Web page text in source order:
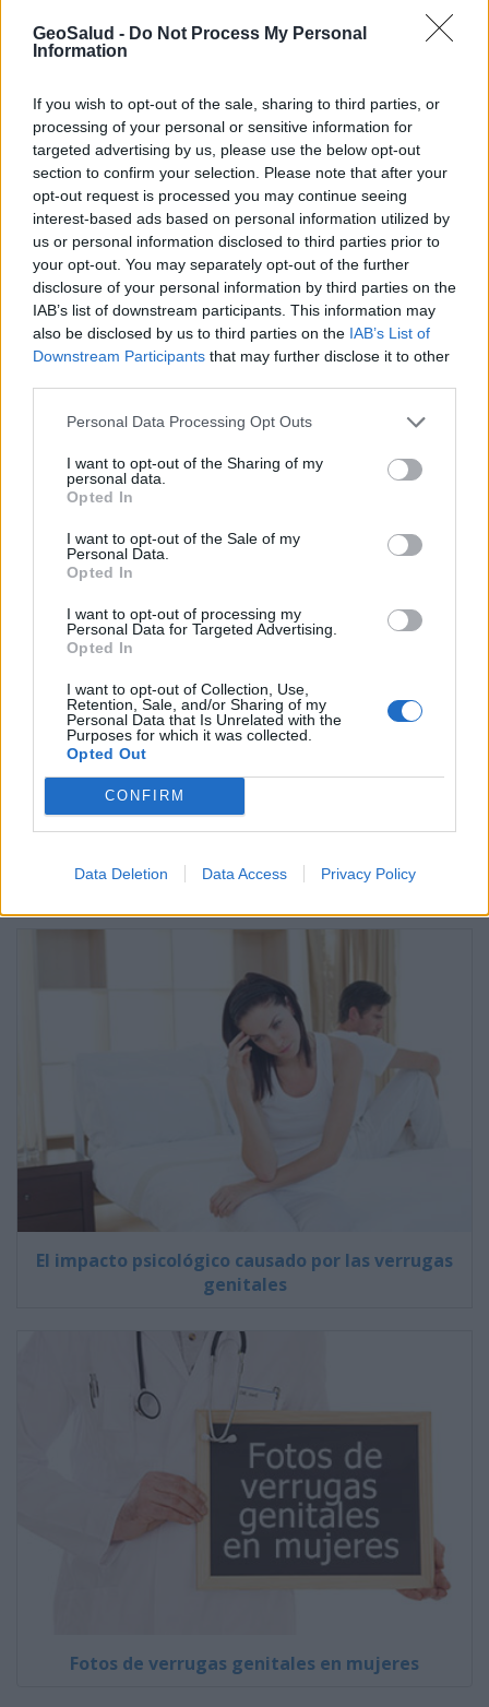
GeoSalud - Do Not Process My Personal
Information
If you wish to opt-out of the sale, sharing to third parties, or
processing of your personal or sensitive information for
targeted advertising by us, please use the below opt-out
section to confirm your selection. Please note that after your
opt-out request is processed you may continue seeing
interest-based ads based on personal information utilized by
us or personal information disclosed to third parties prior to
your opt-out. You may separately opt-out of the further
disclosure of your personal information by third parties on the
IAB’s list of downstream participants. This information may
also be disclosed by us to third parties on the IAB’s List of
Downstream Participants that may further disclose it to other
Personal Data Processing Opt Outs
I want to opt-out of the Sharing of my
personal data.
Opted In
I want to opt-out of the Sale of my
Personal Data.
Opted In
I want to opt-out of processing my
Personal Data for Targeted Advertising.
Opted In
I want to opt-out of Collection, Use,
Retention, Sale, and/or Sharing of my
Personal Data that Is Unrelated with the
Purposes for which it was collected.
Opted Out
CONFIRM
Data Deletion Data Access Privacy Policy
Anuncios
El virus del camello
Pregúntale al médico
¿Qué es la melatonina?
El impacto psicológico causado por las verrugas
genitales
Fotos de verrugas genitales en mujeres